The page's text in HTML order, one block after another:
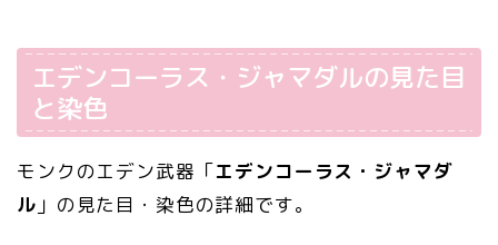
エデンコーラス・ジャマダルの見た目
と染色
モンクのエデン武器「エデンコーラス・ジャマダ
ル 」の見た目・染色の詳細です。